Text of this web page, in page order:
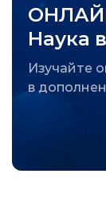
Наука
Изучайте
в